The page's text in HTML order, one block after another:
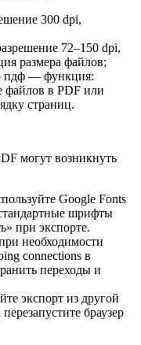
300 dpi,
72–150 dpi,
размера файлов;
пдф — функция:
в PDF или
страниц.
могут возникнуть
Google Fonts
шрифты
при экспорте.
необходимости
connections в
переходы и
экспорт из другой
браузер